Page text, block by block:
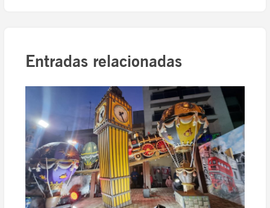
Entradas relacionadas